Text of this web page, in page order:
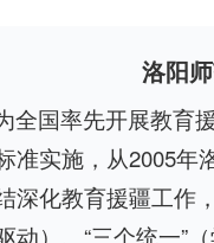
洛阳
全国率先开展教育
准实施，从2005
深化教育援疆工作
动）、“三个统一”